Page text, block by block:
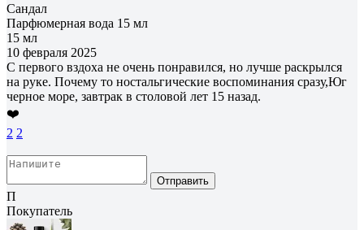
Сандал
Парфюмерная вода 15 мл
15 мл
10 февраля 2025
С первого вздоха не очень понравился, но лучше раскрылся
на руке. Почему то ностальгические воспоминания сразу,Юг
черное море, завтрак в столовой лет 15 назад.
❤️
2 2
Отправить
П
Покупатель